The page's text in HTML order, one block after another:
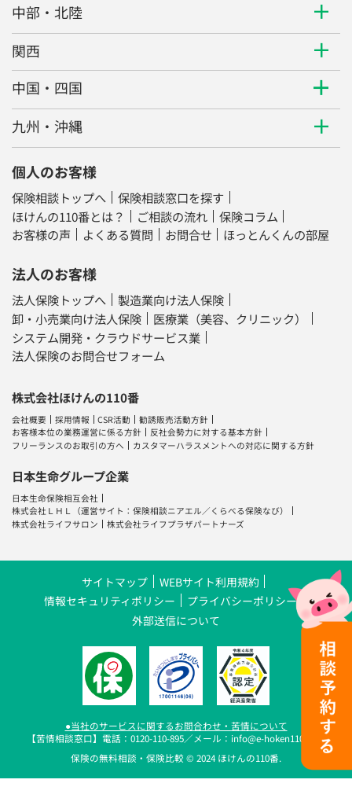
中部・北陸
関西
中国・四国
九州・沖縄
個人のお客様
保険相談トップへ
保険相談窓口を探す
ほけんの110番とは？
ご相談の流れ
保険コラム
お客様の声
よくある質問 お問合せ ほっとんくんの部屋
法人のお客様
法人保険トップへ
製造業向け法人保険
卸・小売業向け法人保険
医療業（美容、クリニック）
システム開発・クラウドサービス業
法人保険のお問合せフォーム
株式会社ほけんの110番
会社概要 採用情報 CSR活動
勧誘販売活動方針
お客様本位の業務運営に係る方針
反社会勢力に対する基本方針
フリーランスのお取引の方へ
カスタマーハラスメントへの対応に関する方針
日本生命グループ企業
日本生命保険相互会社
株式会社ＬＨＬ （運営サイト：保険相談ニアエル／ くらべる保険なび）
株式会社ライフサロン
株式会社ライフプラザパートナーズ
サイトマップ
WEBサイト利用規約
情報セキュリティポリシー
プライバシーポリシー
外部送信について
●当社のサービスに関するお問合わせ・苦情について
【苦情相談窓口】電話：0120-110-895／メール：info@e-hoken110.com
保険の無料相談・保険比較 © 2024 ほけんの110番.